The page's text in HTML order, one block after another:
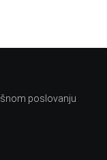
poslovanju